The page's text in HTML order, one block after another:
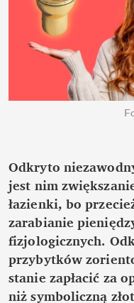
Odkryto
jest nim
łazienki, bo
zarabianie
fizjologicznych.
przybytków
stanie zapłacić za
niż symboliczną